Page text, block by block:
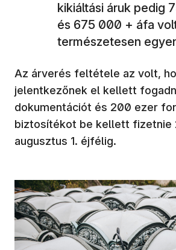
kikiáltási áruk pedig
és 675 000 + áfa
természetesen
Az árverés feltétele az volt,
jelentkezőnek el kellett
dokumentációt és 200 ezer
biztosítékot be kellett fizetnie
augusztus 1. éjfélig.